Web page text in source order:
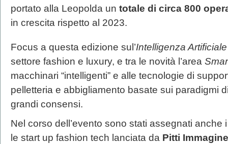
portato alla Leopolda un totale di circa 800
in crescita rispetto al 2023.
Focus a questa edizione sul’Intelligenza Artificiale
settore fashion e luxury, e tra le novità l’area
macchinari “intelligenti” e alle tecnologie di
pelletteria e abbigliamento basate sui paradigmi
grandi consensi.
Nel corso dell’evento sono stati assegnati anche i
le start up fashion tech lanciata da Pitti